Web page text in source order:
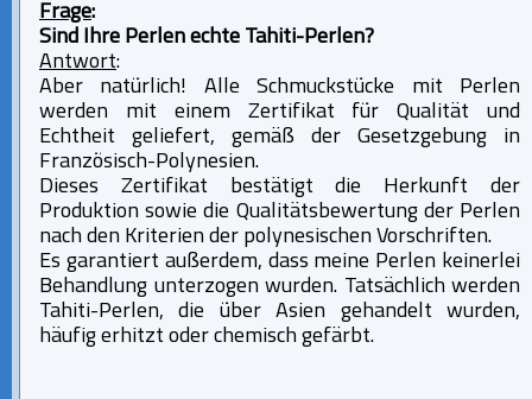
Frage:
Sind Ihre Perlen echte Tahiti-Perlen?
Antwort:
Aber natürlich! Alle Schmuckstücke mit Perlen
werden mit einem Zertifikat für Qualität und
Echtheit geliefert, gemäß der Gesetzgebung in
Französisch-Polynesien.
Dieses Zertifikat bestätigt die Herkunft der
Produktion sowie die Qualitätsbewertung der Perlen
nach den Kriterien der polynesischen Vorschriften.
Es garantiert außerdem, dass meine Perlen keinerlei
Behandlung unterzogen wurden. Tatsächlich werden
Tahiti-Perlen, die über Asien gehandelt wurden,
häufig erhitzt oder chemisch gefärbt.